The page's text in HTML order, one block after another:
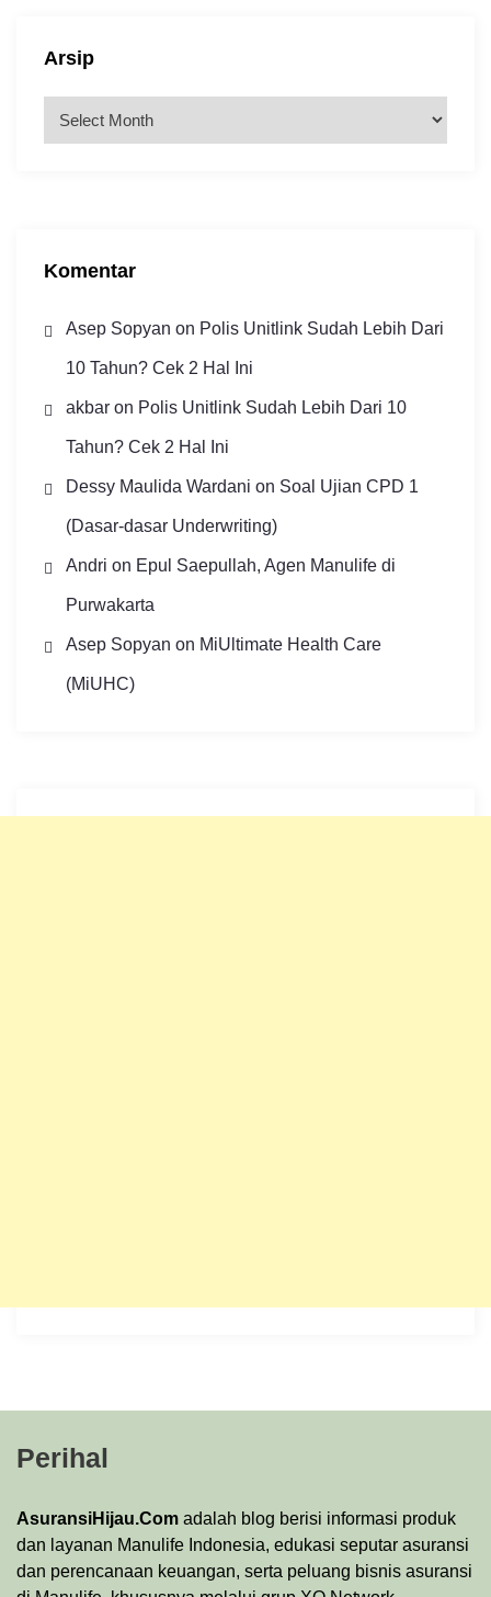
Arsip
Komentar
Asep Sopyan on Polis Unitlink Sudah Lebih Dari
10 Tahun? Cek 2 Hal Ini
akbaron Polis Unitlink Sudah Lebih Dari 10
Tahun? Cek 2 Hal Ini
Dessy Maulida Wardani on Soal Ujian CPD 1
(Dasar-dasar Underwriting)
Andri on Epul Saepullah, Agen Manulife di
Purwakarta
Asep Sopyan on MiUltimate Health Care
(MiUHC)
Perihal
AsuransiHijau.Com adalah blog berisi informasi produk
dan layanan Manulife Indonesia, edukasi seputar asuransi
dan perencanaan keuangan, serta peluang bisnis asuransi